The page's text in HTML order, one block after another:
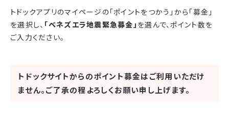
トドックアプリのマイページの「ポイントをつかう」から「募金」
を選択し、 「ベネズエラ地震緊急募金 」 を選んで、ポイント数を
ご入力ください。
トドックサイトからのポイント募金はご利用いただけ
ません。ご了承の程よろしくお願い申し上げます。